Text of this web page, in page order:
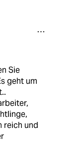
Sie
geht um
reich und